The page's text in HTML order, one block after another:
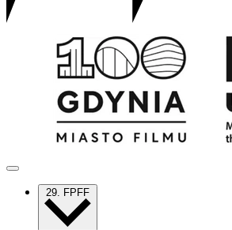
29. FPFF